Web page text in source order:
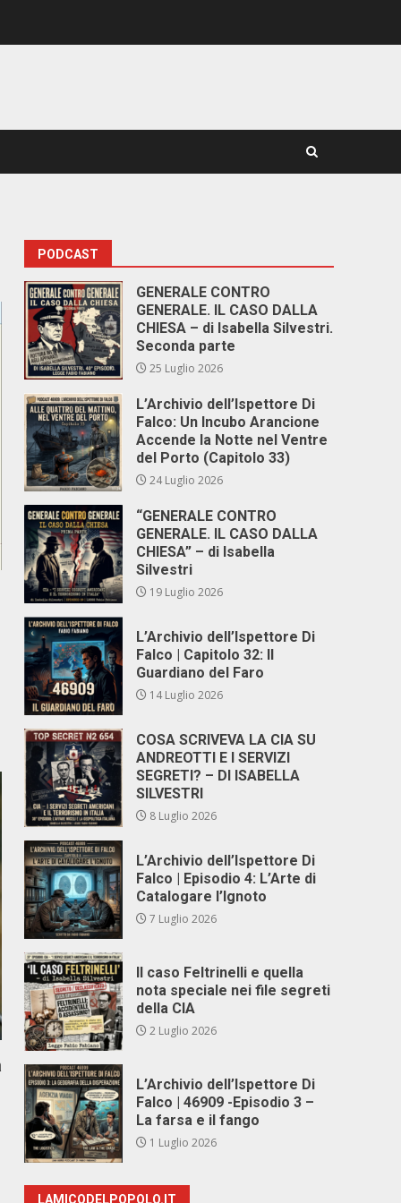
PODCAST
GENERALE CONTRO
GENERALE. IL CASO DALLA
CHIESA – di Isabella Silvestri.
Seconda parte
25 Luglio 2026
L’Archivio dell’Ispettore Di
Falco: Un Incubo Arancione
Accende la Notte nel Ventre
del Porto (Capitolo 33)
24 Luglio 2026
“GENERALE CONTRO
GENERALE. IL CASO DALLA
CHIESA” – di Isabella
Silvestri
19 Luglio 2026
L’Archivio dell’Ispettore Di
Falco | Capitolo 32: Il
Guardiano del Faro
14 Luglio 2026
COSA SCRIVEVA LA CIA SU
ANDREOTTI E I SERVIZI
SEGRETI? – DI ISABELLA
SILVESTRI
8 Luglio 2026
L’Archivio dell’Ispettore Di
Falco | Episodio 4: L’Arte di
Catalogare l’Ignoto
7 Luglio 2026
Il caso Feltrinelli e quella
nota speciale nei file segreti
della CIA
2 Luglio 2026
L’Archivio dell’Ispettore Di
Falco | 46909 -Episodio 3 –
La farsa e il fango
1 Luglio 2026
LAMICODELPOPOLO.IT